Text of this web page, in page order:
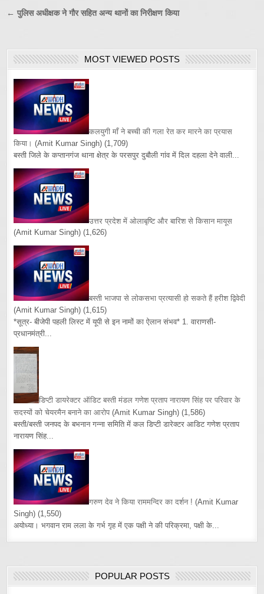
navigation
← पुलिस अधीक्षक ने गौर सहित अन्य थानों का निरीक्षण किया
MOST VIEWED POSTS
कलयुगी माँ ने बच्ची की गला रेत कर मारने का प्रयास
किया। (Amit Kumar Singh) (1,709)
बस्ती जिले के कप्तानगंज थाना क्षेत्र के परसपुर दुबौली गांव में दिल दहला देने वाली...
उत्तर प्रदेश में ओलाबृष्टि और बारिश से किसान मायूस
(Amit Kumar Singh) (1,626)
बस्ती भाजपा से लोकसभा प्रत्यासी हो सकते हैं हरीश द्विवेदी
(Amit Kumar Singh) (1,615)
*सूत्र- बीजेपी पहली लिस्ट में यूपी से इन नामों का ऐलान संभव* 1. वाराणसी-
प्रधानमंत्री...
डिप्टी डायरेक्टर ऑडिट बस्ती मंडल गणेश प्रताप नारायण सिंह पर परिवार के
सदस्यों को चेयरमैन बनाने का आरोप (Amit Kumar Singh) (1,586)
बस्ती/बस्ती जनपद के बभनान गन्ना समिति में कल डिप्टी डारेक्टर आडिट गणेश प्रताप
नारायण सिंह...
गरुण देव ने किया राममन्दिर का दर्शन ! (Amit Kumar
Singh) (1,550)
अयोध्या। भगवान राम लला के गर्भ गृह में एक पक्षी ने की परिक्रमा, पक्षी के...
POPULAR POSTS